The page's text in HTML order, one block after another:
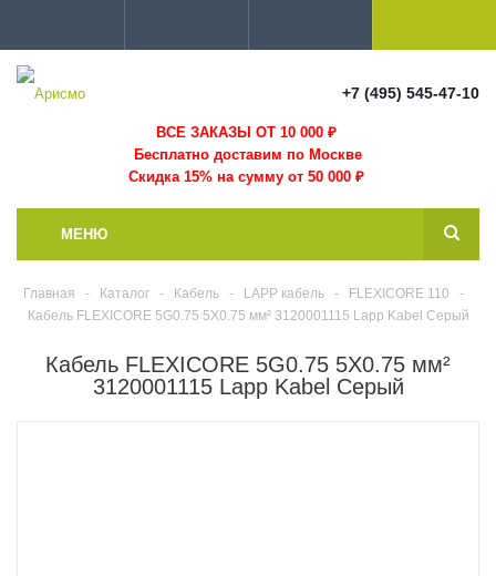
+7 (495) 545-47-10
ВСЕ ЗАКАЗЫ ОТ 10 000₽
Бесплатно доставим по Москве
Скидка 15% на сумму от 50 000 ₽
МЕНЮ
Главная - Каталог - Кабель - LAPP кабель - FLEXICORE 110
-
Кабель FLEXICORE 5G0.75 5X0.75 мм² 3120001115 Lapp Kabel Серый
Кабель FLEXICORE 5G0.75 5X0.75 мм²
3120001115 Lapp Kabel Серый